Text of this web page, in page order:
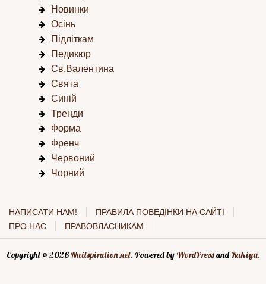
Новинки
Осінь
Підліткам
Педикюр
Св.Валентина
Свята
Синій
Тренди
Форма
Френч
Червоний
Чорний
НАПИСАТИ НАМ!
ПРАВИЛА ПОВЕДІНКИ НА САЙТІ
ПРО НАС
ПРАВОВЛАСНИКАМ
Copyright © 2026Nailspiration.net. Powered by WordPressandRakiya.